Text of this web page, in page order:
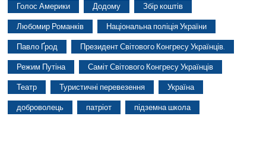
Голос Америки Додому Збір коштів
Любомир Романків Національна поліція України
Павло Ґрод Президент Світового Конгресу Українців.
Режим Путіна Саміт Світового Конгресу Українців
Театр Туристичні перевезення Україна
доброволець патріот підземна школа